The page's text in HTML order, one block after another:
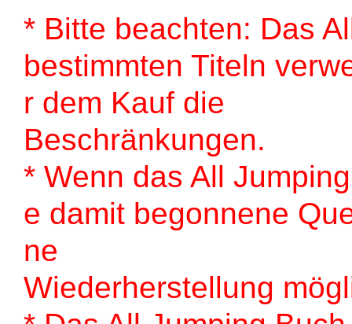
* Bitte beachten: Das
bestimmten Titeln
r dem Kauf die
Beschränkungen.
* Wenn das All
e damit begonnene
ne
Wiederherstellung